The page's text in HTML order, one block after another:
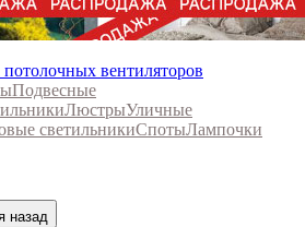
вентиляторов
Подвесные
ЛюстрыУличные
светильникиСпотыЛампочки
назад